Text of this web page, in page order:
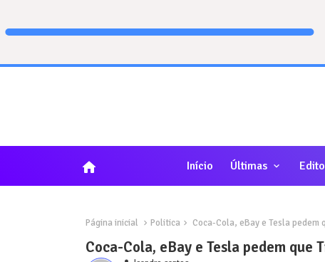
home Início Últimas
Página inicial Politica Coca-Cola, eBay e Tesla pedem
Coca-Cola, eBay e Tesla pedem